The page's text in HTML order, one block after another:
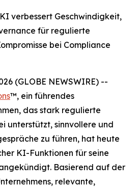
verbessert Geschwindigkeit,
für regulierte
bei Compliance
(GLOBE NEWSWIRE) --
™, ein führendes
das stark regulierte
unterstützt, sinnvollere und
zu führen, hat heute
KI-Funktionen für seine
Basierend auf der
relevante,